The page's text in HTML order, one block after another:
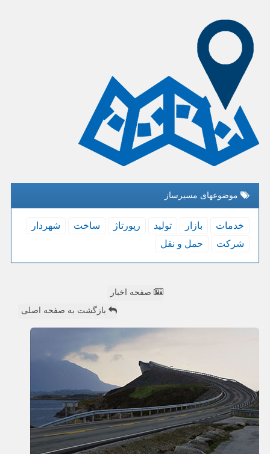
موضوعهای مسیرساز
خدمات بازار تولید رپورتاژ ساخت
شهردار
شركت
حمل و نقل
صفحه اخبار
بازگشت به صفحه اصلی